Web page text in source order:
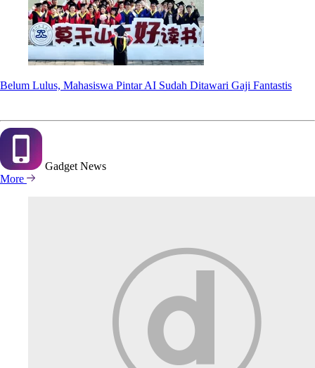
Belum Lulus, Mahasiswa Pintar AI Sudah Ditawari Gaji Fantastis
Gadget News
More